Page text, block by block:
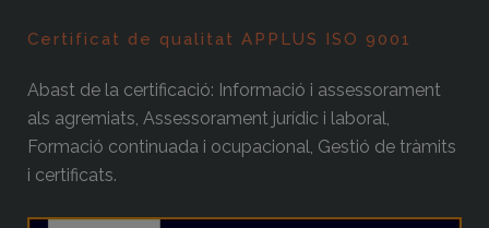
Certificat de qualitat APPLUS ISO 9001
Abast de la certificació: Informació i assessorament
als agremiats, Assessorament jurídic i laboral,
Formació continuada i ocupacional, Gestió de tràmits
i certificats.